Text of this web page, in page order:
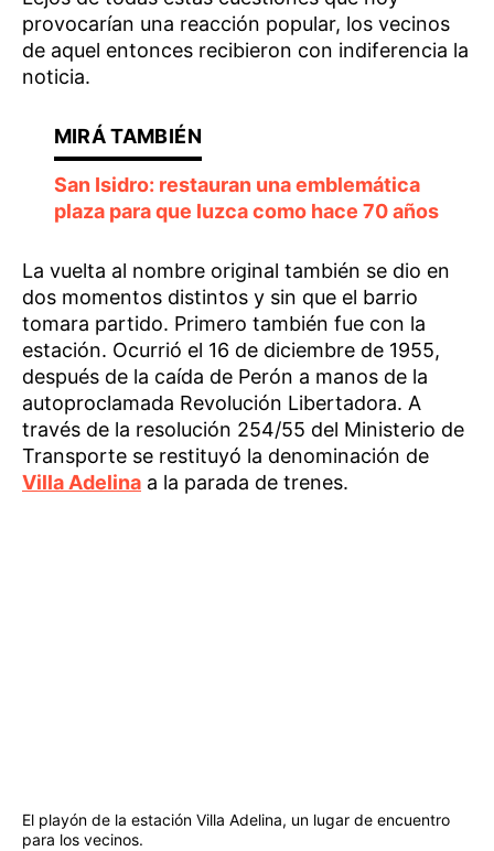
provocarían una reacción popular, los vecinos
de aquel entonces recibieron con indiferencia la
noticia.
San Isidro: restauran una emblemática
plaza para que luzca como hace 70 años
La vuelta al nombre original también se dio en
dos momentos distintos y sin que el barrio
tomara partido. Primero también fue con la
estación. Ocurrió el 16 de diciembre de 1955,
después de la caída de Perón a manos de la
autoproclamada Revolución Libertadora. A
través de la resolución 254/55 del Ministerio de
Transporte se restituyó la denominación de
Villa Adelina a la parada de trenes.
El playón de la estación Villa Adelina, un lugar de encuentro
para los vecinos.